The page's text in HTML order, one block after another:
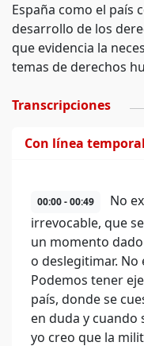
España como el país
desarrollo de los
que evidencia la
temas de derechos
Transcripciones
Con línea temporal
00:00 - 00:49
No
irrevocable, que
un momento
o deslegitimar.
Podemos tener
país, donde se
en duda y cuando
yo creo que la